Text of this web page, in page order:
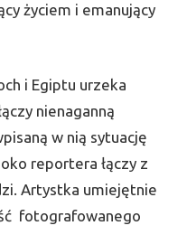
życiem i emanujący
i Egiptu urzeka
nienaganną
w nią sytuację
reportera łączy z
Artystka umiejętnie
fotografowanego